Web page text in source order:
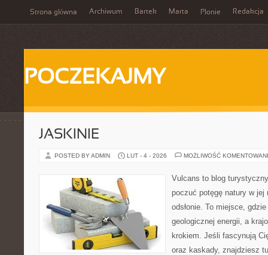
Strona główna Archiwum Bartek Marta Płonie Redakcja
POCZEKAJMY
JASKINIE
POSTED BY ADMIN LUT - 4 - 2026 MOŻLIWOŚĆ
Vulcans to blog
poczuć potęgę natury w jej
odsłonie. To miejsce,
geologicznej energii, a
krokiem. Jeśli fascynują
oraz kaskady, znajdziesz